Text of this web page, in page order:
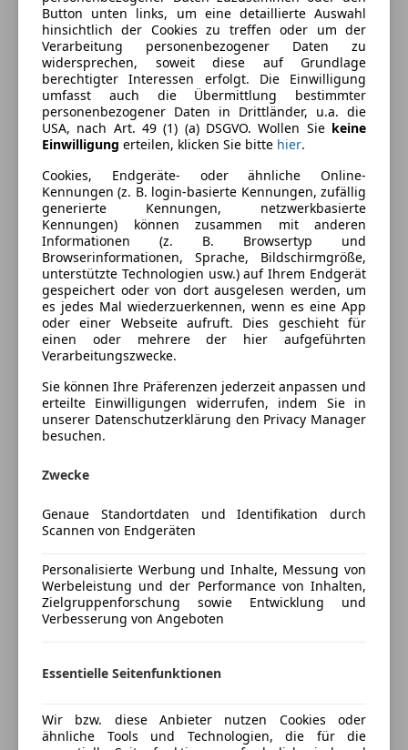
Einparkhilfe
Einparkhilfe Sensoren hinten
Einparkhilfe Sensoren vorne
Elektrische Fensterheber
Elektrische Seitenspiegel
Elektrische Sitze
Getönte Scheiben
Klimaautomatik
Lederausstattung
Lederlenkrad
Lichtsensor
Lordosenstütze
Multifunktionslenkrad
Navigationssystem
Regensensor
Sitzbelüftung
Sitzheizung
Tempomat
Windschott (für Cabrio)
Unterhaltung/Media
Bluetooth
CD
Freisprecheinrichtung
Sicherheit
ABS
Beifahrerairbag
Fahrerairbag
Nebelscheinwerfer
Farbe und Innenausstattung
Außenfarbe
Schwarz
Farbe laut Hersteller
OBSIDIANSCHWARZ -
METALLICLACK
Lackierung
Metallic
Farbe der
Innenausstattung
Schwarz
Innenausstattung Vollleder
Fahrzeugbeschreibung
Eingabefehler, Irrtümer und Zwischenverkauf
vorbehalten!
Top gepflegter Zustand
Sitz Heizung und Kühlung
Navigation
Finanzierung schon ab 159€ monatlich möglich
auf ANFRAGE
Bitte um telefonische Kontaktaufnahme, da die
Bearbeitung von Mails
Ihre Telefon Nr. damit
wir Sie ehestmöglich kontaktieren können.
Preisbewertung
Versicherung
Button unten links, um eine detaillierte Auswahl
hinsichtlich der Cookies zu treffen oder um der
Verarbeitung personenbezogener Daten zu
widersprechen, soweit diese auf Grundlage
berechtigter Interessen erfolgt. Die Einwilligung
umfasst auch die Übermittlung bestimmter
personenbezogener Daten in Drittländer, u.a. die
USA, nach Art. 49 (1) (a) DSGVO. Wollen Sie keine
Einwilligung erteilen, klicken Sie bitte hier.
Cookies, Endgeräte- oder ähnliche Online-
Kennungen (z. B. login-basierte Kennungen, zufällig
generierte Kennungen, netzwerkbasierte
Kennungen) können zusammen mit anderen
Informationen (z. B. Browsertyp und
Browserinformationen, Sprache, Bildschirmgröße,
unterstützte Technologien usw.) auf Ihrem Endgerät
gespeichert oder von dort ausgelesen werden, um
es jedes Mal wiederzuerkennen, wenn es eine App
oder einer Webseite aufruft. Dies geschieht für
einen oder mehrere der hier aufgeführten
Verarbeitungszwecke.
Sie können Ihre Präferenzen jederzeit anpassen und
erteilte Einwilligungen widerrufen, indem Sie in
unserer Datenschutzerklärung den Privacy Manager
besuchen.
Zwecke
Genaue Standortdaten und Identifikation durch
Scannen von Endgeräten
Personalisierte Werbung und Inhalte, Messung von
Werbeleistung und der Performance von Inhalten,
Zielgruppenforschung sowie Entwicklung und
Verbesserung von Angeboten
Essentielle Seitenfunktionen
Wir bzw. diese Anbieter nutzen Cookies oder
ähnliche Tools und Technologien, die für die